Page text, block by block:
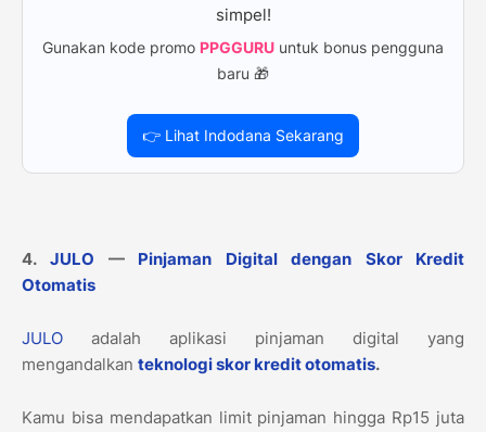
simpel!
Gunakan kode promo PPGGURU untuk bonus pengguna
baru 🎁
👉 Lihat Indodana Sekarang
4.JULO — Pinjaman Digital dengan Skor Kredit
Otomatis
JULO adalah aplikasi pinjaman digital yang
mengandalkan teknologi skor kredit otomatis.
Kamu bisa mendapatkan limit pinjaman hingga Rp15 juta